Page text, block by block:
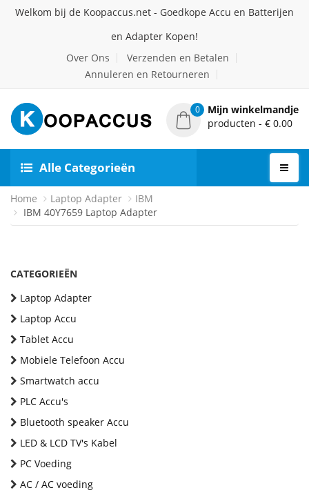
Welkom bij de Koopaccus.net - Goedkope Accu en Batterijen
en Adapter Kopen!
Over Ons
Verzenden en Betalen
Annuleren en Retourneren
0
Mijn winkelmandje
producten - € 0.00
Alle Categorieën
Home Laptop Adapter
IBM
IBM 40Y7659 Laptop Adapter
CATEGORIEËN
Laptop Adapter
Laptop Accu
Tablet Accu
Mobiele Telefoon Accu
Smartwatch accu
PLC Accu's
Bluetooth speaker Accu
LED & LCD TV's Kabel
PC Voeding
AC / AC voeding